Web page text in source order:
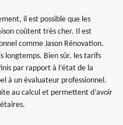
il est possible que les
coûtent très cher. Il est
comme Jason Rénovation.
longtemps. Bien sûr, les tarifs
par rapport à l’état de la
à un évaluateur professionnel.
au calcul et permettent d’avoir